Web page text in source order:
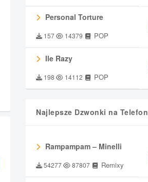
Personal Torture
157 14379 POP
Ile Razy
198 14112 POP
Najlepsze Dzwonki na Telefon
Rampampam – Minelli
54277 87807 Remixy